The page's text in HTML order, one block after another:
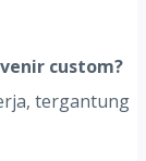
custom?
tergantung